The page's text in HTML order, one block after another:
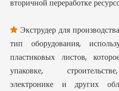
вторичной переработке
 Экструдер для
тип оборудования,
пластиковых листов,
упаковке,
электронике и других